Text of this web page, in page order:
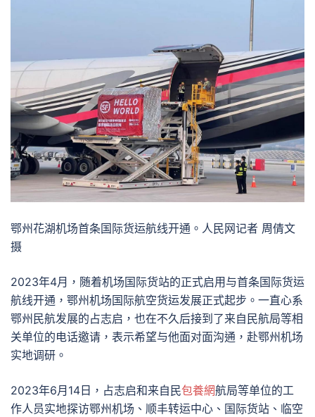
鄂州花湖机场首条国际货运航线开通。人民网记者 周倩文
摄
2023年4月，随着机场国际货站的正式启用与首条国际货运
航线开通，鄂州机场国际航空货运发展正式起步。一直心系
鄂州民航发展的占志启，也在不久后接到了来自民航局等相
关单位的电话邀请，表示希望与他面对面沟通，赴鄂州机场
实地调研。
2023年6月14日，占志启和来自民包養網航局等单位的工
作人员实地探访鄂州机场、顺丰转运中心、国际货站、临空